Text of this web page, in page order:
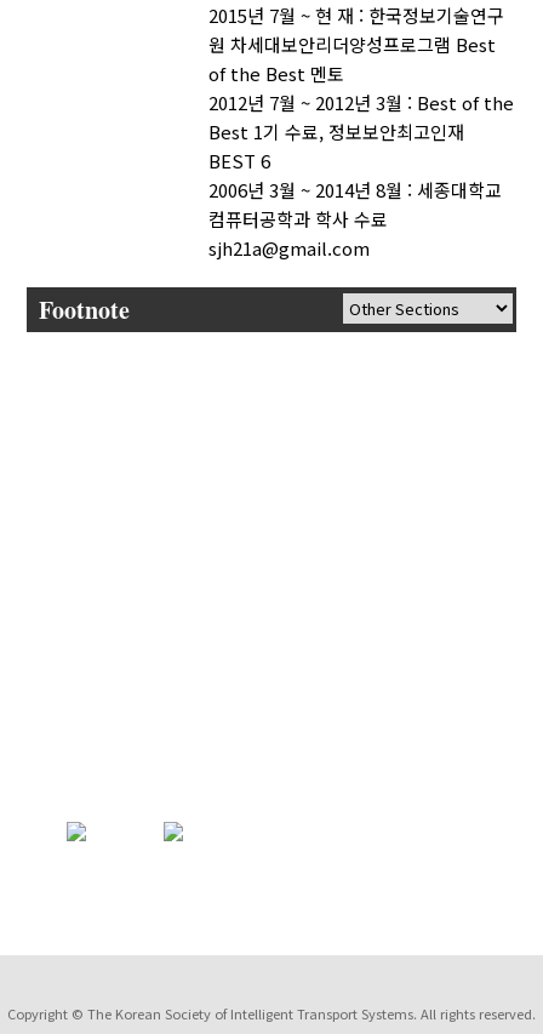
2015년 7월 ~ 현 재 : 한국정보기술연구
원 차세대보안리더양성프로그램 Best
of the Best 멘토
2012년 7월 ~ 2012년 3월 : Best of the
Best 1기 수료, 정보보안최고인재
BEST 6
2006년 3월 ~ 2014년 8월 : 세종대학교
컴퓨터공학과 학사 수료
sjh21a@gmail.com
Footnote
Copyright © The Korean Society of Intelligent Transport Systems. All rights reserved.